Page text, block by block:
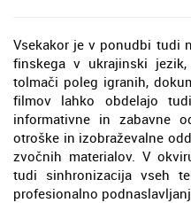
Vsekakor je v ponudbi tudi
finskega v ukrajinski
tolmači poleg igranih,
filmov lahko obdelajo
informativne in zabavne
otroške in izobraževalne
zvočnih materialov. V
tudi sinhronizacija vseh
profesionalno